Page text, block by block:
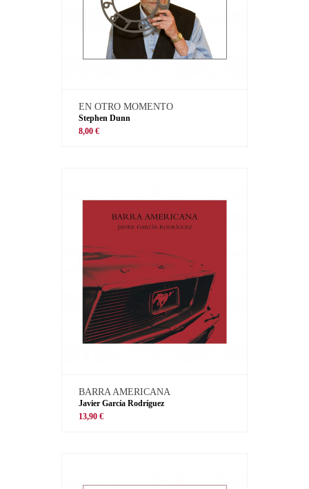
EN OTRO MOMENTO
Stephen Dunn
8,00 €
BARRA AMERICANA
Javier García Rodríguez
13,90 €